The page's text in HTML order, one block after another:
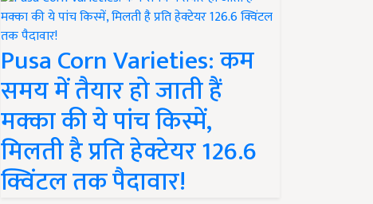
Pusa Corn Varieties: कम
समय में तैयार हो जाती हैं
मक्का की ये पांच किस्में,
मिलती है प्रति हेक्टेयर 126.6
क्विंटल तक पैदावार!